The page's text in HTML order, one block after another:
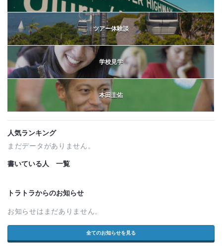
ツアー体験談
学校見学
本田圭佑
人気ランキング
まだデータがありません。
書いている人 一覧
トラトラからのお知らせ
お知らせはまだありません。
全てのお知らせを見る